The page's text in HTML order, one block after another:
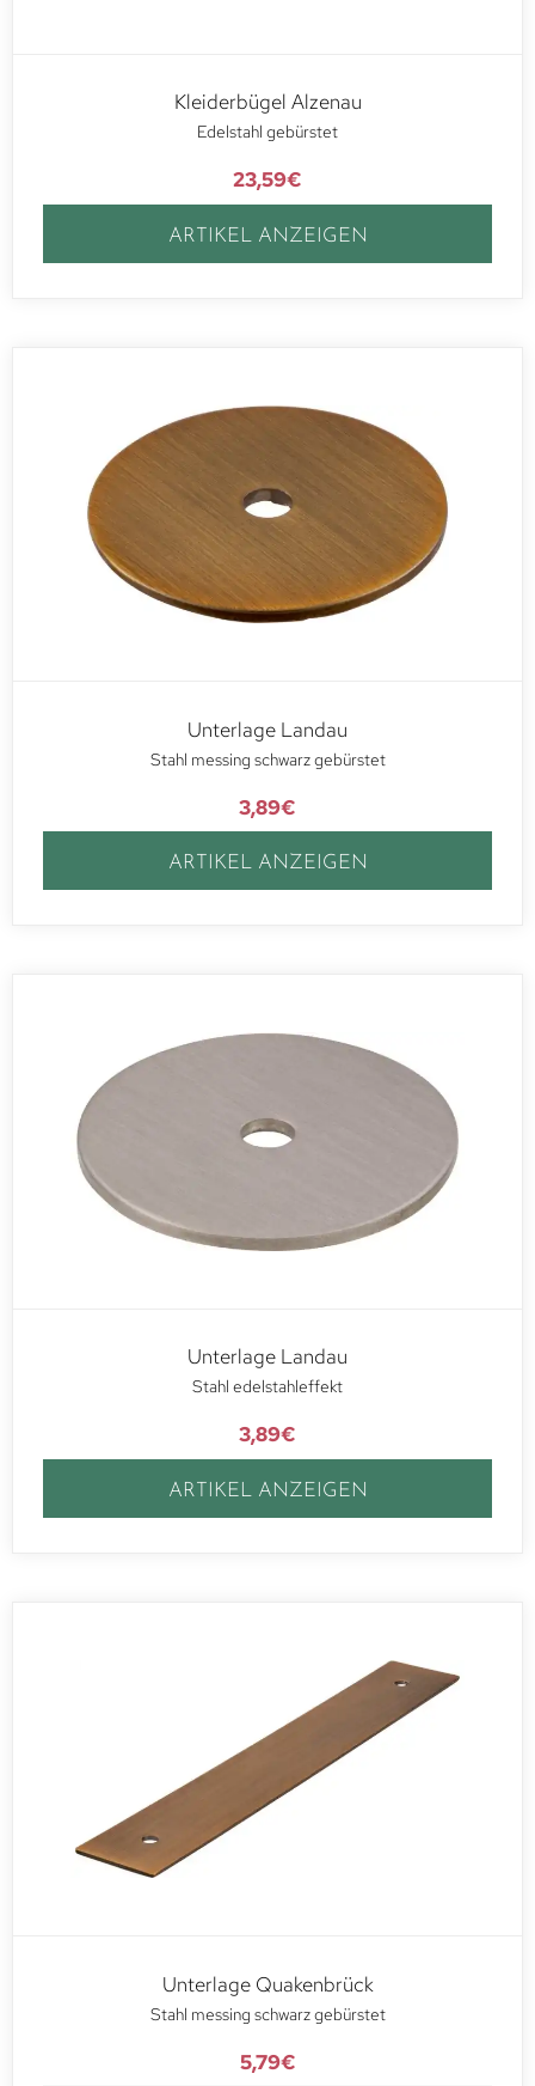
Kleiderbügel Alzenau
Edelstahl gebürstet
23,59€
ARTIKEL ANZEIGEN
Unterlage Landau
Stahl messing schwarz gebürstet
3,89€
ARTIKEL ANZEIGEN
Unterlage Landau
Stahl edelstahleffekt
3,89€
ARTIKEL ANZEIGEN
Unterlage Quakenbrück
Stahl messing schwarz gebürstet
5,79€